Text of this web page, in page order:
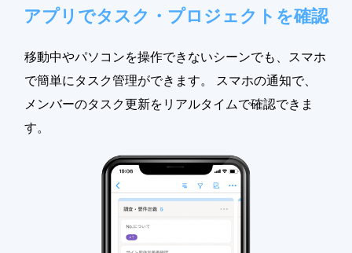
アプリでタスク・プロジェクトを確認
移動中やパソコンを操作できないシーンでも、スマホ
で簡単にタスク管理ができます。 スマホの通知で、
メンバーのタスク更新をリアルタイムで確認できま
す。